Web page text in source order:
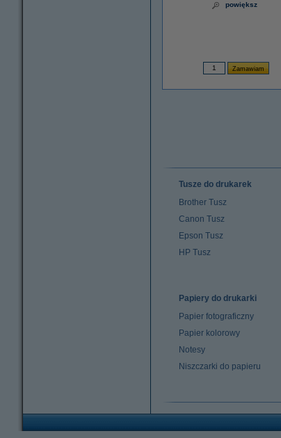
powiększ
Tusze do drukarek
Brother Tusz
Canon Tusz
Epson Tusz
HP Tusz
Papiery do drukarki
Papier fotograficzny
Papier kolorowy
Notesy
Niszczarki do papieru